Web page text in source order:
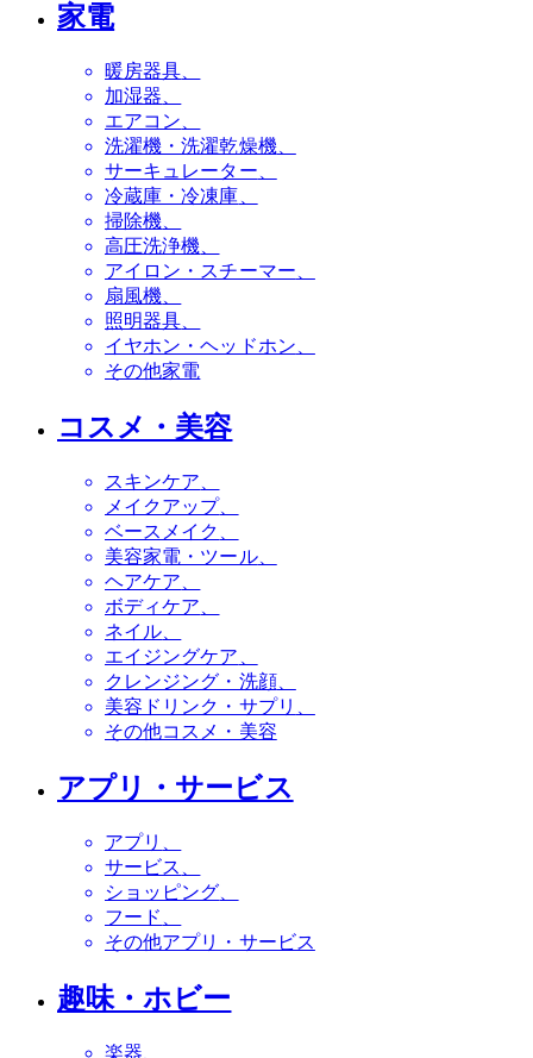
家電
暖房器具
加湿器
エアコン
洗濯機・洗濯乾燥機
サーキュレーター
冷蔵庫・冷凍庫
掃除機
高圧洗浄機
アイロン・スチーマー
扇風機
照明器具
イヤホン・ヘッドホン
その他家電
コスメ・美容
スキンケア
メイクアップ
ベースメイク
美容家電・ツール
ヘアケア
ボディケア
ネイル
エイジングケア
クレンジング・洗顔
美容ドリンク・サプリ
その他コスメ・美容
アプリ・サービス
アプリ
サービス
ショッピング
フード
その他アプリ・サービス
趣味・ホビー
楽器